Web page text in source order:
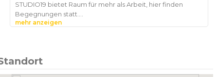
STUDIO19 bietet Raum für mehr als Arbeit, hier finden
Begegnungen statt.
Altona lässt sich auf verschiedene Formate und
Gruppengrößen anpassen.
mehr anzeigen